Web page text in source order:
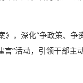
，深化“争政策、争
”活动，引领干部主